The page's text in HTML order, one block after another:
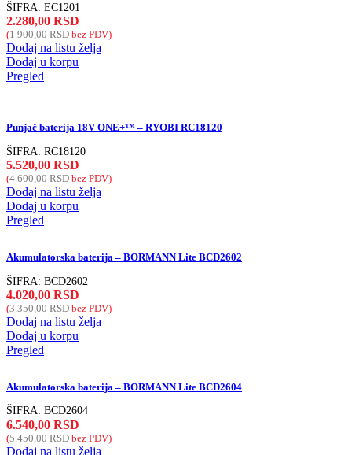
ŠIFRA: EC1201
2.280,00 RSD
(1.900,00 RSD bez PDV)
Dodaj na listu želja
Dodaj u korpu
Pregled
Punjač baterija 18V ONE+™ – RYOBI RC18120
ŠIFRA: RC18120
5.520,00 RSD
(4.600,00 RSD bez PDV)
Dodaj na listu želja
Dodaj u korpu
Pregled
Akumulatorska baterija – BORMANN Lite BCD2602
ŠIFRA: BCD2602
4.020,00 RSD
(3.350,00 RSD bez PDV)
Dodaj na listu želja
Dodaj u korpu
Pregled
Akumulatorska baterija – BORMANN Lite BCD2604
ŠIFRA: BCD2604
6.540,00 RSD
(5.450,00 RSD bez PDV)
Dodaj na listu želja